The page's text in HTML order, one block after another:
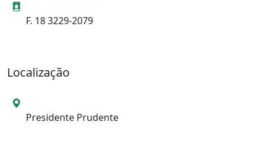
Localização
Presidente Prudente
F. 18 3229-2079